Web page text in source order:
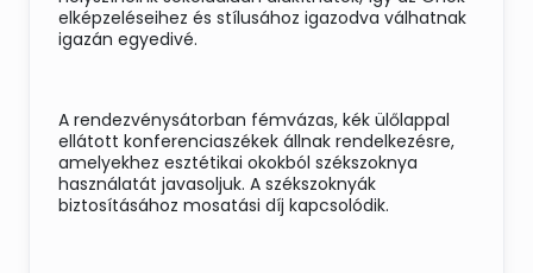
elképzeléseihez és stílusához igazodva válhatnak
igazán egyedivé.
A rendezvénysátorban fémvázas, kék ülőlappal
ellátott konferenciaszékek állnak rendelkezésre,
amelyekhez esztétikai okokból székszoknya
használatát javasoljuk. A székszoknyák
biztosításához mosatási díj kapcsolódik.